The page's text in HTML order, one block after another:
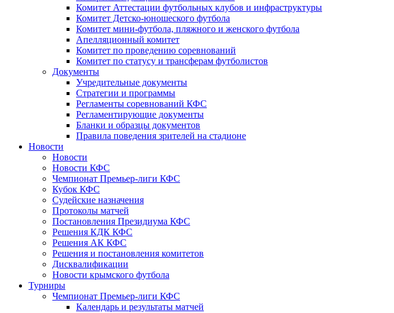
Комитет Аттестации футбольных клубов и инфраструктуры
Комитет Детско-юношеского футбола
Комитет мини-футбола, пляжного и женского футбола
Апелляционный комитет
Комитет по проведению соревнований
Комитет по статусу и трансферам футболистов
Документы
Учредительные документы
Стратегии и программы
Регламенты соревнований КФС
Регламентирующие документы
Бланки и образцы документов
Правила поведения зрителей на стадионе
Новости
Новости
Новости КФС
Чемпионат Премьер-лиги КФС
Кубок КФС
Судейские назначения
Протоколы матчей
Постановления Президиума КФС
Решения КДК КФС
Решения АК КФС
Решения и постановления комитетов
Дисквалификации
Новости крымского футбола
Турниры
Чемпионат Премьер-лиги КФС
Календарь и результаты матчей